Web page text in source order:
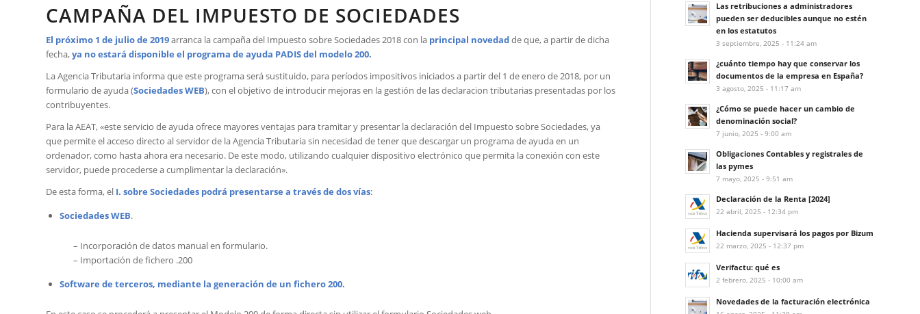
CAMPAÑA DEL IMPUESTO DE SOCIEDADES
El próximo 1 de julio de 2019arranca la campaña del Impuesto sobre Sociedades 2018 con la principal novedadde que, a partir de dicha
fecha,ya no estará disponible el programa de ayuda PADIS del modelo 200.
La Agencia Tributaria informa que este programa será sustituido, para períodos impositivos iniciados a partir del 1 de enero de 2018, por un
formulario de ayuda (Sociedades WEB), con el objetivo de introducir mejoras en la gestión de las declaracion tributarias presentadas por los
contribuyentes.
Para la AEAT, «este servicio de ayuda ofrece mayores ventajas para tramitar y presentar la declaración del Impuesto sobre Sociedades, ya
que permite el acceso directo al servidor de la Agencia Tributaria sin necesidad de tener que descargar un programa de ayuda en un
ordenador, como hasta ahora era necesario. De este modo, utilizando cualquier dispositivo electrónico que permita la conexión con este
servidor, puede procederse a cumplimentar la declaración».
De esta forma, el I. sobre Sociedades podrá presentarse a través de dos vías:
Sociedades WEB.
– Incorporación de datos manual en formulario.
– Importación de fichero .200
Software de terceros, mediante la generación de un fichero 200.
Las retribuciones a administradores
pueden ser deducibles aunque no estén
en los estatutos
3 septiembre, 2025 - 11:24 am
¿cuánto tiempo hay que conservar los
documentos de la empresa en España?
3 agosto, 2025 - 11:17 am
¿Cómo se puede hacer un cambio de
denominación social?
7 junio, 2025 - 9:00 am
Obligaciones Contables y registrales de
las pymes
7 mayo, 2025 - 9:51 am
Declaración de la Renta [2024]
22 abril, 2025 - 12:34 pm
Hacienda supervisará los pagos por Bizum
22 marzo, 2025 - 12:37 pm
Verifactu: qué es
2 febrero, 2025 - 10:00 am
Novedades de la facturación electrónica